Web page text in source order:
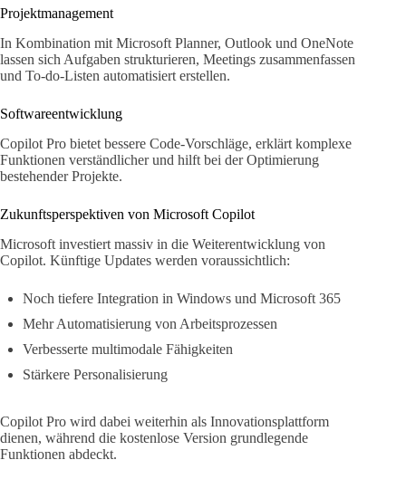
Projektmanagement
In Kombination mit Microsoft Planner, Outlook und OneNote
lassen sich Aufgaben strukturieren, Meetings zusammenfassen
und To-do-Listen automatisiert erstellen.
Softwareentwicklung
Copilot Pro bietet bessere Code-Vorschläge, erklärt komplexe
Funktionen verständlicher und hilft bei der Optimierung
bestehender Projekte.
Zukunftsperspektiven von Microsoft Copilot
Microsoft investiert massiv in die Weiterentwicklung von
Copilot. Künftige Updates werden voraussichtlich:
Noch tiefere Integration in Windows und Microsoft 365
Mehr Automatisierung von Arbeitsprozessen
Verbesserte multimodale Fähigkeiten
Stärkere Personalisierung
Copilot Pro wird dabei weiterhin als Innovationsplattform
dienen, während die kostenlose Version grundlegende
Funktionen abdeckt.